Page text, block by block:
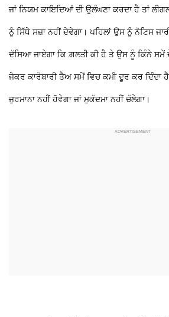
ਜਾਂ ਨਿਯਮ ਕਾਇਦਿਆਂ ਦੀ ਉਲੰਘਣਾ ਕਰਦਾ ਹੈ ਤਾਂ
ਨੂੰ ਸਿੱਧੇ ਸਜ਼ਾ ਨਹੀਂ ਦੇਵੇਗਾ। ਪਹਿਲਾਂ ਉਸ ਨੂੰ ਨੋਟਿਸ
ਦੱਸਿਆ ਜਾਏਗਾ ਕਿ ਗ਼ਲਤੀ ਕੀ ਹੈ ਤੇ ਉਸ ਨੂੰ ਕਿੰਨੇ ਸਮੇਂ
ਜੇਕਰ ਕਾਰੋਬਾਰੀ ਤੈਅ ਸਮੇਂ ਵਿਚ ਕਮੀ ਦੂਰ ਕਰ ਦਿੰਦਾ
ਜੁਰਮਾਨਾ ਨਹੀਂ ਹੋਵੇਗਾ ਜਾਂ ਮੁਕੱਦਮਾ ਨਹੀਂ ਚੱਲੇਗਾ।